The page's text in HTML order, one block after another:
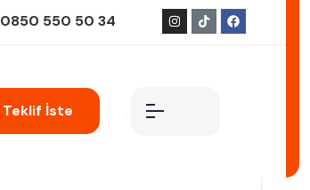
0850 550 50 34
Teklif İste